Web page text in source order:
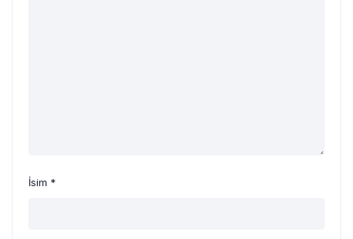
İsim *